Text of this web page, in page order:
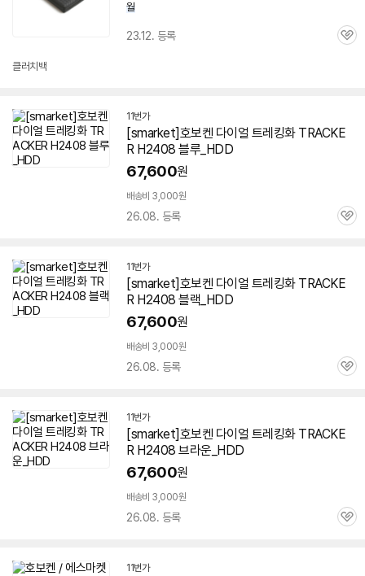
월
23.12. 등록
관
클러치백
11번가
[smarket]호보켄 다이얼 트레킹화 TRACKE
R H2408 블루_HDD
67,600원
배송비 3,000원
26.08. 등록
관
11번가
[smarket]호보켄 다이얼 트레킹화 TRACKE
R H2408 블랙_HDD
67,600원
배송비 3,000원
26.08. 등록
관
11번가
[smarket]호보켄 다이얼 트레킹화 TRACKE
R H2408 브라운_HDD
67,600원
배송비 3,000원
26.08. 등록
관
11번가